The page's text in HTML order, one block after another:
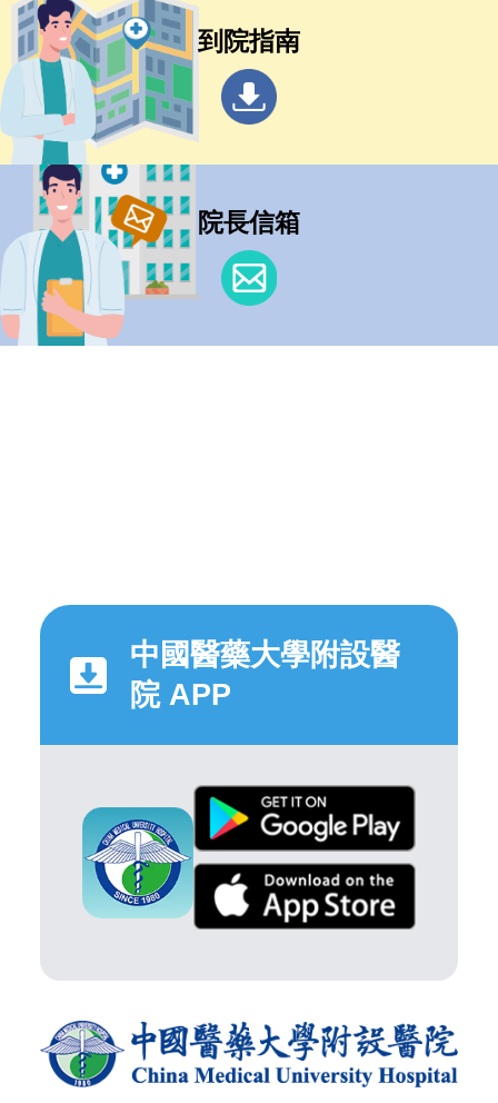
到院指南
院長信箱
中國醫藥大學附設醫
院 APP